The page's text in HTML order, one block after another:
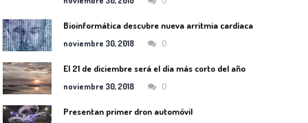
Bioinformática descubre nueva arritmia cardíaca
noviembre 30, 2018 0
El 21 de diciembre será el día más corto del año
noviembre 30, 2018 0
Presentan primer dron automóvil